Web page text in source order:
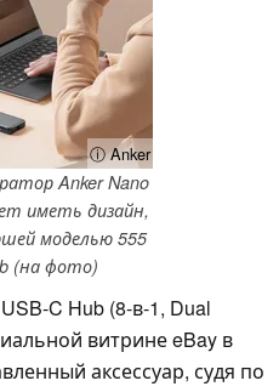
ⓘ Anker
Anker Nano
иметь дизайн,
моделью 555
(на фото)
C Hub (8-в-1, Dual
витрине eBay в
аксессуар, судя по